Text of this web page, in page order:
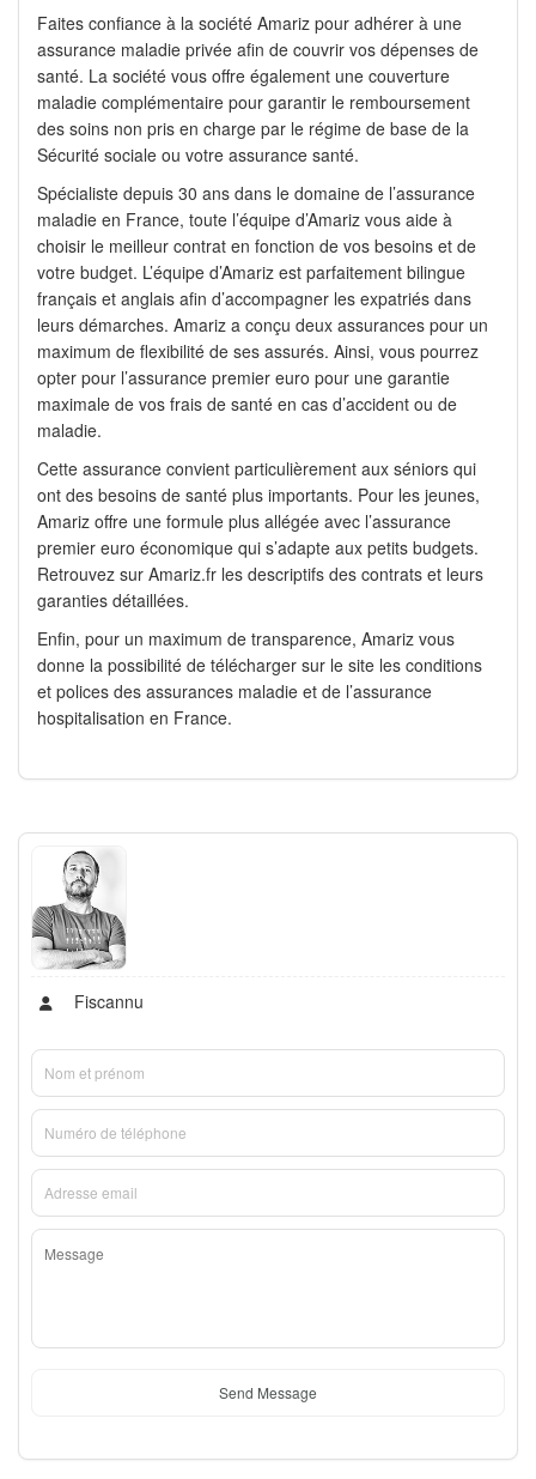
Faites confiance à la société Amariz pour adhérer à une
assurance maladie privée afin de couvrir vos dépenses de
santé. La société vous offre également une couverture
maladie complémentaire pour garantir le remboursement
des soins non pris en charge par le régime de base de la
Sécurité sociale ou votre assurance santé.
Spécialiste depuis 30 ans dans le domaine de l’assurance
maladie en France, toute l’équipe d’Amariz vous aide à
choisir le meilleur contrat en fonction de vos besoins et de
votre budget. L’équipe d’Amariz est parfaitement bilingue
français et anglais afin d’accompagner les expatriés dans
leurs démarches. Amariz a conçu deux assurances pour un
maximum de flexibilité de ses assurés. Ainsi, vous pourrez
opter pour l’assurance premier euro pour une garantie
maximale de vos frais de santé en cas d’accident ou de
maladie.
Cette assurance convient particulièrement aux séniors qui
ont des besoins de santé plus importants. Pour les jeunes,
Amariz offre une formule plus allégée avec l’assurance
premier euro économique qui s’adapte aux petits budgets.
Retrouvez sur Amariz.fr les descriptifs des contrats et leurs
garanties détaillées.
Enfin, pour un maximum de transparence, Amariz vous
donne la possibilité de télécharger sur le site les conditions
et polices des assurances maladie et de l’assurance
hospitalisation en France.
Fiscannu
Send Message